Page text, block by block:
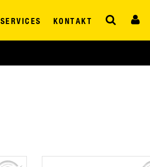
SERVICES KONTAKT